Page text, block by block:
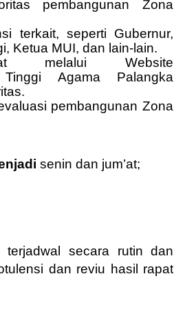
pembangunan Zona
terkait, seperti Gubernur,
Ketua MUI, dan lain-lain.
melalui Website
Agama Palangka
pembangunan Zona
senin dan jum’at;
terjadwal secara rutin dan
dan reviu hasil rapat